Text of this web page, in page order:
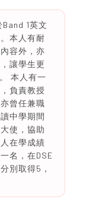
1英文
本人有耐
容外，亦
讓學生更
本人有一
負責教授
曾任兼職
中學期間
使，協助
在學成績
名，在DSE
別取得5，